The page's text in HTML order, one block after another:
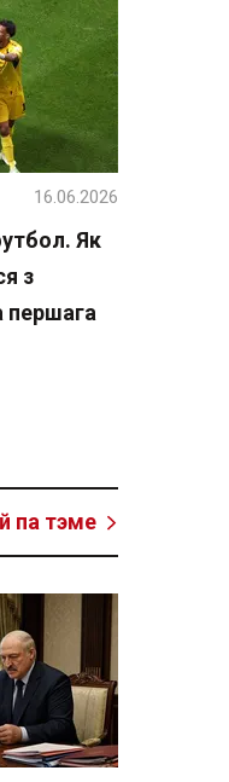
Як
з
першага
16.06.2026
па тэме